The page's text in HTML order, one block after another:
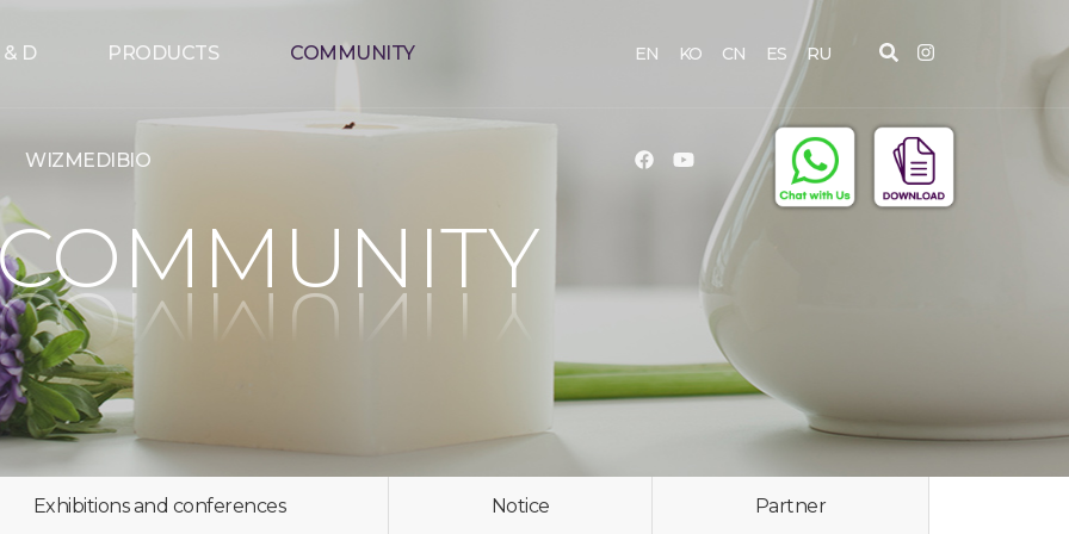
& D PRODUCTS COMMUNITY
WIZMEDIBIO
EN KO CN ES RU
Exhibitions and conferences Notice Partner